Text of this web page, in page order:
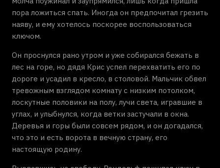
пора ложиться спать. Иногда он предпочитал грезить
наяву, и ему хотелось поскорее воспользоваться
ключом.
Он проснулся рано утром и уже собирался бежать в
лес на горе, но дядя Крис успел перехватить его по
дороге и усадил в кресло, в столовой. Мальчик обвел
тревожным взглядом комнату с низким потолком,
лоскутные половики на полу, лучи света, игравшие в
углах, и улыбнулся, когда ветки застучали в окна.
Деревья и горы были совсем рядом, и он догадался,
что это и есть ворота в вечную страну, его
настоящую родину.